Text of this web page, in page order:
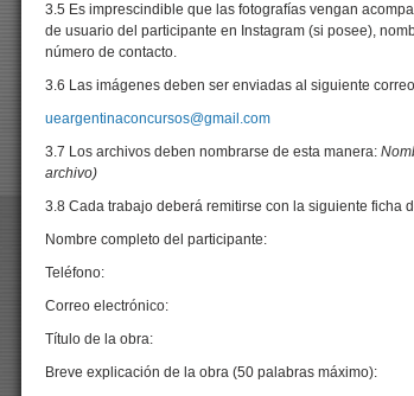
3.5 Es imprescindible que las fotografías vengan
de usuario del participante en Instagram (si posee),
número de contacto.
3.6 Las imágenes deben ser enviadas al siguiente
ueargentinaconcursos@gmail.com
3.7 Los archivos deben nombrarse de esta manera:
archivo)
3.8 Cada trabajo deberá remitirse con la siguiente ficha
Nombre completo del participante:
Teléfono:
Correo electrónico:
Título de la obra:
Breve explicación de la obra (50 palabras máximo):